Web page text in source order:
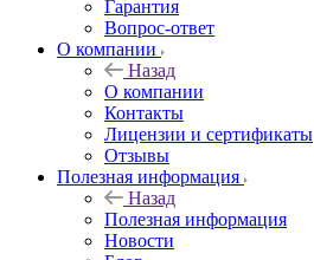
Гарантия
Вопрос-ответ
О компании
Назад
О компании
Контакты
Лицензии и сертификаты
Отзывы
Полезная информация
Назад
Полезная информация
Новости